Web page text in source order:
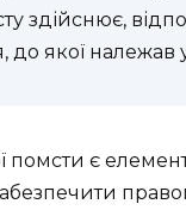
здійснює,
до якої належав
помсти є